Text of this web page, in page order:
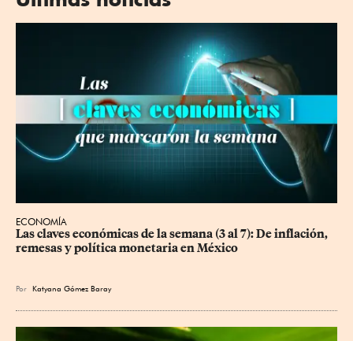
ECONOMÍA
Las claves económicas de la semana (3 al 7): De inflación,
remesas y política monetaria en México
Por Katyana Gómez Baray